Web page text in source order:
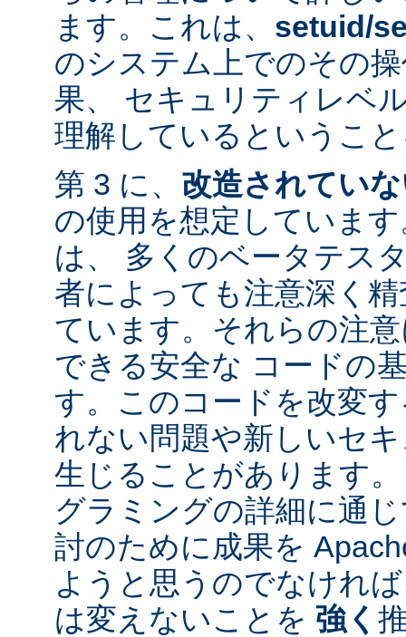
ます。これは、 setuid/
のシステム上でのその
果、 セキュリティレベ
理解しているというこ
第 3 に、 改造されてい
の使用を想定していま
は、 多くのベータテス
者によっても注意深く
ています。それらの注
できる安全な コードの
す。このコードを改変
れない問題や新しいセ
生じることがあります
グラミングの詳細に通
討のために成果を
ようと思うのでなけれ
は変えないことを 強く